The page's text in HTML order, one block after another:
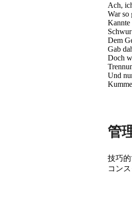
Ach,
War so
Kannte
Dem
Gab
Doch
Und
管
技巧的
コン